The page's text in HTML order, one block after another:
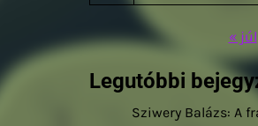
« júl
Legutóbbi
Sziwery Balázs: A